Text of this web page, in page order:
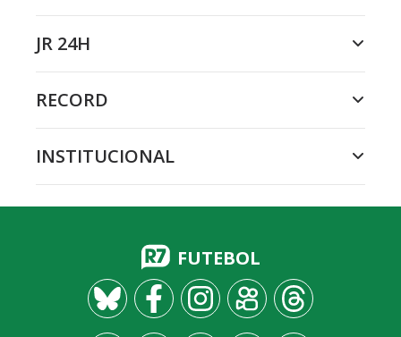
JR 24H
RECORD
INSTITUCIONAL
FUTEBOL